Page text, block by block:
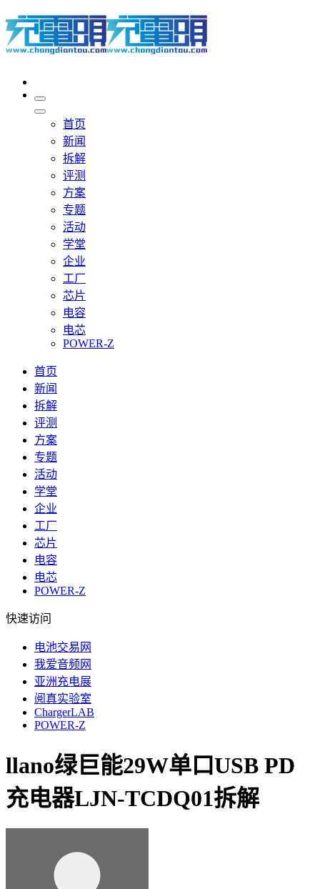
首页
新闻
拆解
评测
方案
专题
活动
学堂
企业
工厂
芯片
电容
电芯
POWER-Z
首页
新闻
拆解
评测
方案
专题
活动
学堂
企业
工厂
芯片
电容
电芯
POWER-Z
快速访问
电池交易网
我爱音频网
亚洲充电展
阅真实验室
ChargerLAB
POWER-Z
llano绿巨能29W单口USB PD
充电器LJN-TCDQ01拆解